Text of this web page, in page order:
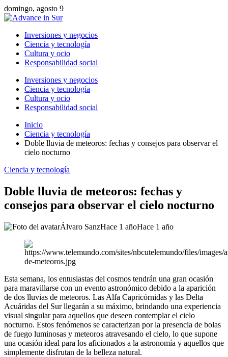
domingo, agosto 9
Inversiones y negocios
Ciencia y tecnología
Cultura y ocio
Responsabilidad social
Inversiones y negocios
Ciencia y tecnología
Cultura y ocio
Responsabilidad social
Inicio
Ciencia y tecnología
Doble lluvia de meteoros: fechas y consejos para observar el
cielo nocturno
Ciencia y tecnología
Doble lluvia de meteoros: fechas y
consejos para observar el cielo nocturno
Álvaro SanzHace 1 añoHace 1 año
Esta semana, los entusiastas del cosmos tendrán una gran ocasión
para maravillarse con un evento astronómico debido a la aparición
de dos lluvias de meteoros. Las Alfa Capricórnidas y las Delta
Acuáridas del Sur llegarán a su máximo, brindando una experiencia
visual singular para aquellos que deseen contemplar el cielo
nocturno. Estos fenómenos se caracterizan por la presencia de bolas
de fuego luminosas y meteoros atravesando el cielo, lo que supone
una ocasión ideal para los aficionados a la astronomía y aquellos que
simplemente disfrutan de la belleza natural.